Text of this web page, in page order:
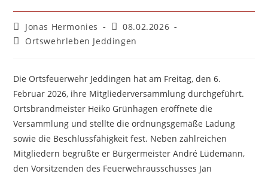
Beitrags-
Autor:
Jonas Hermonies
Beitrag
veröffentlicht:
08.02.2026
Beitrags-
Ortswehrleben Jeddingen
Die Ortsfeuerwehr Jeddingen hat am Freitag, den 6.
Februar 2026, ihre Mitgliederversammlung durchgeführt.
Ortsbrandmeister Heiko Grünhagen eröffnete die
Versammlung und stellte die ordnungsgemäße Ladung
sowie die Beschlussfähigkeit fest. Neben zahlreichen
Mitgliedern begrüßte er Bürgermeister André Lüdemann,
den Vorsitzenden des Feuerwehrausschusses Jan